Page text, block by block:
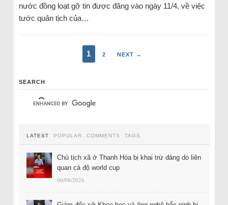
nước đồng loạt gỡ tin được đăng vào ngày 11/4, về việc
tước quân tịch của…
1 2 NEXT →
SEARCH
LATEST POPULAR COMMENTS TAGS
Chủ tịch xã ở Thanh Hóa bị khai trừ đảng do liên
quan cá độ world cup
06/08/2026